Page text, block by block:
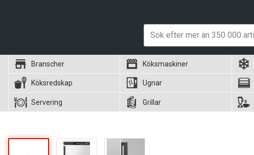
Branscher Köksmaskiner
Köksredskap Ugnar
Servering Grillar